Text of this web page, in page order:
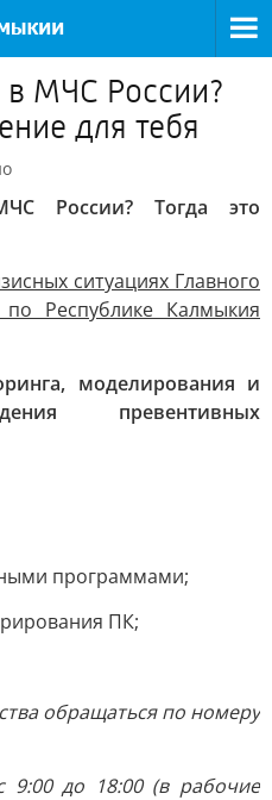
в МЧС России?
для тебя
России? Тогда это
ситуациях Главного
Республике Калмыкия
моделирования и
превентивных
программами;
ПК;
обращаться по номеру
9:00 до 18:00 (в рабочие